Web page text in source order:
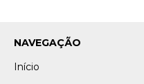
NAVEGAÇÃO
Início